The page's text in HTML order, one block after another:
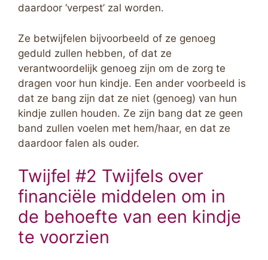
daardoor ‘verpest’ zal worden.
Ze betwijfelen bijvoorbeeld of ze genoeg
geduld zullen hebben, of dat ze
verantwoordelijk genoeg zijn om de zorg te
dragen voor hun kindje. Een ander voorbeeld is
dat ze bang zijn dat ze niet (genoeg) van hun
kindje zullen houden. Ze zijn bang dat ze geen
band zullen voelen met hem/haar, en dat ze
daardoor falen als ouder.
Twijfel #2 Twijfels over
financiële middelen om in
de behoefte van een kindje
te voorzien